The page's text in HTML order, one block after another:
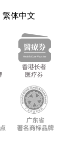
繁体中文